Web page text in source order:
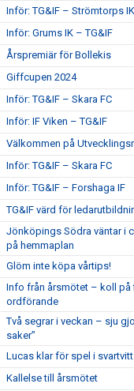
Inför: TG&IF – Strömtorps IK
Inför: Grums IK – TG&IF
Årspremiär för Bollekis
Giffcupen 2024
Inför: TG&IF – Skara FC
Inför: IF Viken – TG&IF
Välkommen på
Inför: TG&IF – Skara FC
Inför: TG&IF – Forshaga IF
TG&IF värd för
Jönköpings Södra väntar i
på hemmaplan
Glöm inte köpa vårtips!
Info från årsmötet – koll på
ordförande
Två segrar i veckan – sju
saker”
Lucas klar för spel i svartvitt
Kallelse till årsmötet